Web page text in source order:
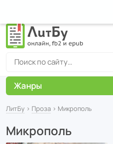
ЛитБу › Проза › Микрополь
Микрополь
Жанры